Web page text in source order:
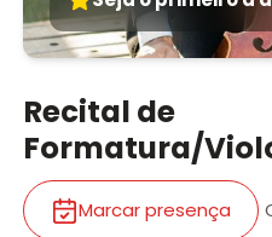
Recital de
Formatura/
Marcar presença